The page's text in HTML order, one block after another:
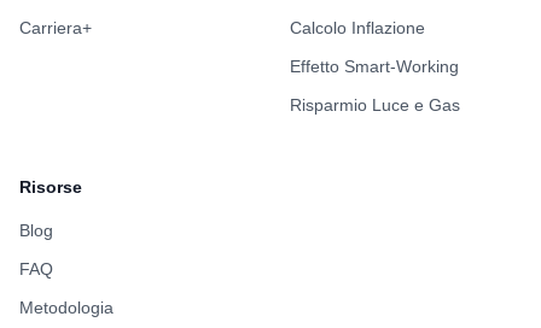
Carriera+
Calcolo Inflazione
Effetto Smart-Working
Risparmio Luce e Gas
Risorse
Blog
FAQ
Metodologia